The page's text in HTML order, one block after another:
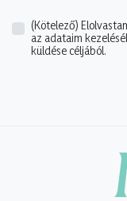
(Kötelező)
az adataim
küldése céljából.